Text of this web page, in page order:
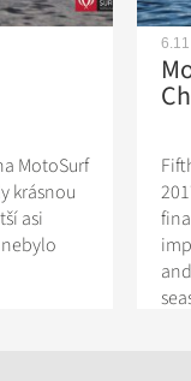
MotoSurf
krásnou
asi